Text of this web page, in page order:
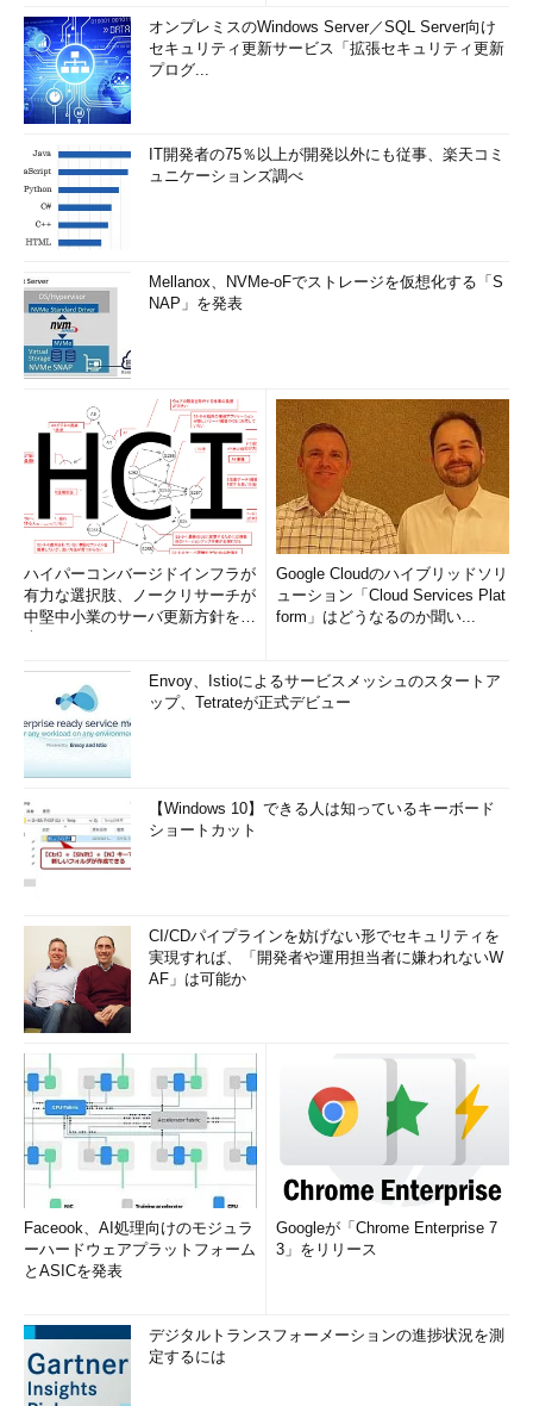
オンプレミスのWindows Server／SQL Server向け
セキュリティ更新サービス「拡張セキュリティ更新
プログ...
IT開発者の75％以上が開発以外にも従事、楽天コミ
ュニケーションズ調べ
Mellanox、NVMe-oFでストレージを仮想化する「S
NAP」を発表
ハイパーコンバージドインフラが
有力な選択肢、ノークリサーチが
中堅中小業のサーバ更新方針を調
Google Cloudのハイブリッドソリ
ューション「Cloud Services Plat
form」はどうなるのか聞い...
Envoy、Istioによるサービスメッシュのスタートア
ップ、Tetrateが正式デビュー
【Windows 10】できる人は知っているキーボード
ショートカット
CI/CDパイプラインを妨げない形でセキュリティを
実現すれば、「開発者や運用担当者に嫌われないW
AF」は可能か
Faceook、AI処理向けのモジュラ
ーハードウェアプラットフォーム
とASICを発表
Googleが「Chrome Enterprise 7
3」をリリース
デジタルトランスフォーメーションの進捗状況を測
定するには